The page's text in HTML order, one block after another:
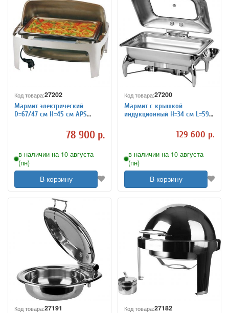
Код товара:27202
Мармит электрический
D=67/47 см H=45 см APS
78 900 р.
в наличии на 10 августа
(пн)
В корзину
Код товара:27200
Мармит с крышкой
индукционный H=34 см L=59
129 600 р.
в наличии на 10 августа
(пн)
В корзину
Код товара:27191 Код товара:27182